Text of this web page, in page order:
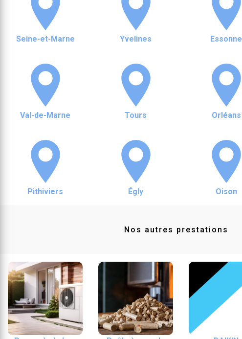
Seine-et-Marne Yvelines Essonne
Val-de-Marne Tours Orléans
Pithiviers Égly Oison
Nos autres prestations